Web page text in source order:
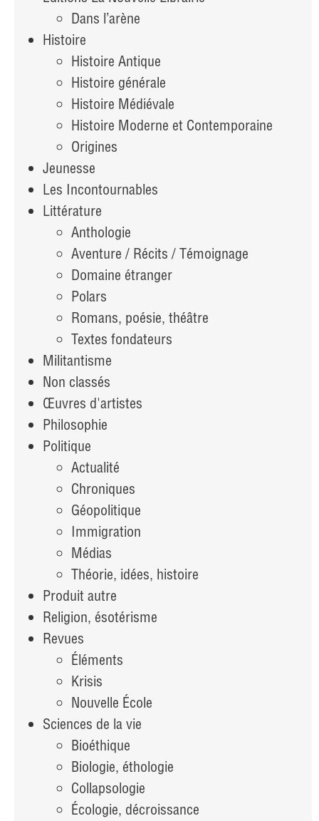
Dans l’arène
Histoire
Histoire Antique
Histoire générale
Histoire Médiévale
Histoire Moderne et Contemporaine
Origines
Jeunesse
Les Incontournables
Littérature
Anthologie
Aventure / Récits / Témoignage
Domaine étranger
Polars
Romans, poésie, théâtre
Textes fondateurs
Militantisme
Non classés
Œuvres d'artistes
Philosophie
Politique
Actualité
Chroniques
Géopolitique
Immigration
Médias
Théorie, idées, histoire
Produit autre
Religion, ésotérisme
Revues
Éléments
Krisis
Nouvelle École
Sciences de la vie
Bioéthique
Biologie, éthologie
Collapsologie
Écologie, décroissance